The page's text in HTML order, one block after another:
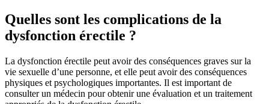
Quelles sont les complications de la
dysfonction érectile ?
La dysfonction érectile peut avoir des conséquences graves sur la
vie sexuelle d’une personne, et elle peut avoir des conséquences
physiques et psychologiques importantes. Il est important de
consulter un médecin pour obtenir une évaluation et un traitement